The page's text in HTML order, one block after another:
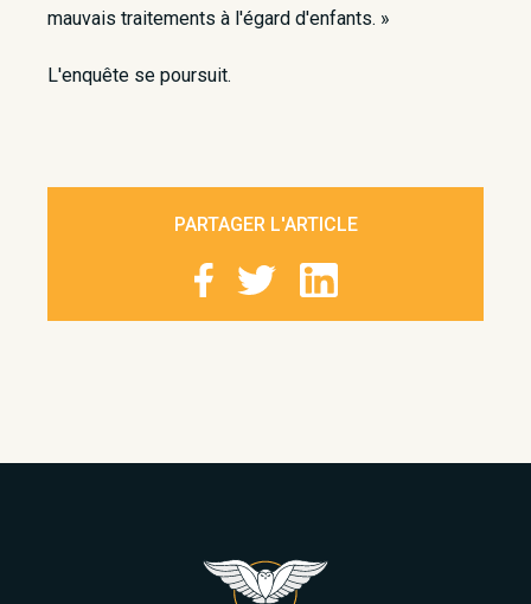
mauvais traitements à l'égard d'enfants. »
L'enquête se poursuit.
PARTAGER L'ARTICLE